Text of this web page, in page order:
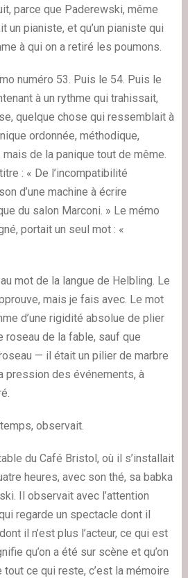
parce que Paderewski, même
un pianiste, et qu’un pianiste qui
à qui on a retiré les poumons.
numéro 53. Puis le 54. Puis le
à un rythme qui trahissait,
quelque chose qui ressemblait à
ordonnée, méthodique,
de la panique tout de même.
: « De l’incompatibilité
d’une machine à écrire
du salon Marconi. » Le mémo
portait un seul mot : «
mot de la langue de Helbling. Le
mais je fais avec. Le mot
d’une rigidité absolue de plier
roseau de la fable, sauf que
— il était un pilier de marbre
pression des événements, à
observait.
du Café Bristol, où il s’installait
heures, avec son thé, sa babka
Il observait avec l’attention
regarde un spectacle dont il
il n’est plus l’acteur, ce qui est
qu’on a été sur scène et qu’on
ce qui reste, c’est la mémoire